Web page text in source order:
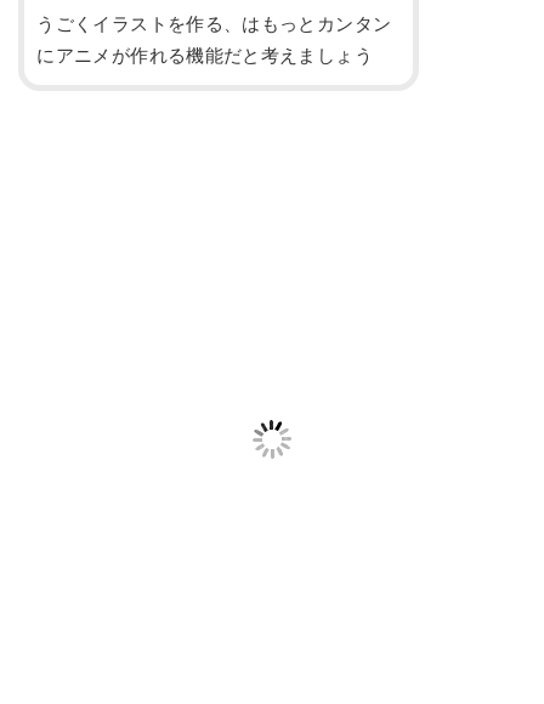
うごくイラストを作る、はもっとカンタン
にアニメが作れる機能だと考えましょう